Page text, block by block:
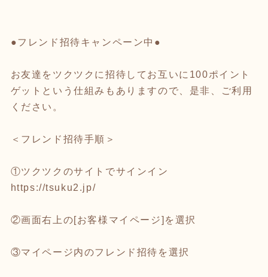
●フレンド招待キャンペーン中●
お友達をツクツクに招待してお互いに100ポイント
ゲットという仕組みもありますので、是非、ご利用
ください。
＜フレンド招待手順＞
①ツクツクのサイトでサインイン
https://tsuku2.jp/
②画面右上の[お客様マイページ]を選択
③マイページ内のフレンド招待を選択